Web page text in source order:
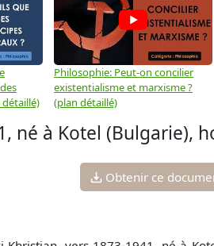
Philosophie: Peut-on concilier
existentialisme et marxisme ?
(plan détaillé)
né à Kotel (Bulgarie),
Obtenir ce